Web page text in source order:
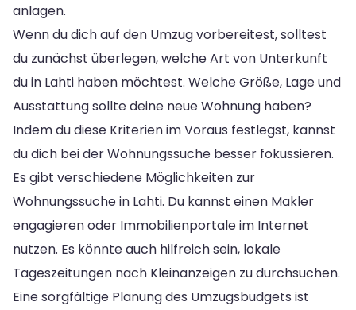
anlagen.
Wenn du dich auf den Umzug vorbereitest, solltest
du zunächst überlegen, welche Art von Unterkunft
du in Lahti haben möchtest. Welche Größe, Lage und
Ausstattung sollte deine neue Wohnung haben?
Indem du diese Kriterien im Voraus festlegst, kannst
du dich bei der Wohnungssuche besser fokussieren.
Es gibt verschiedene Möglichkeiten zur
Wohnungssuche in Lahti. Du kannst einen Makler
engagieren oder Immobilienportale im Internet
nutzen. Es könnte auch hilfreich sein, lokale
Tageszeitungen nach Kleinanzeigen zu durchsuchen.
Eine sorgfältige Planung des Umzugsbudgets ist